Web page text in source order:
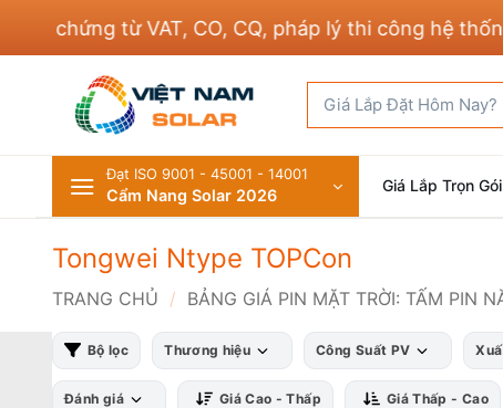
chứng từ VAT, CO, CQ, pháp lý thi công hệ thống
kiếm:
Đạt ISO 9001 - 45001 - 14001
Cẩm Nang Solar 2026 Giá Lắp Trọn Gói
Tongwei Ntype TOPCon
TRANG CHỦ / BẢNG GIÁ PIN MẶT TRỜI: TẤM PIN
Bộ lọc Thương hiệu Công Suất PV
Đánh giá Giá Cao - Thấp Giá Thấp - Cao